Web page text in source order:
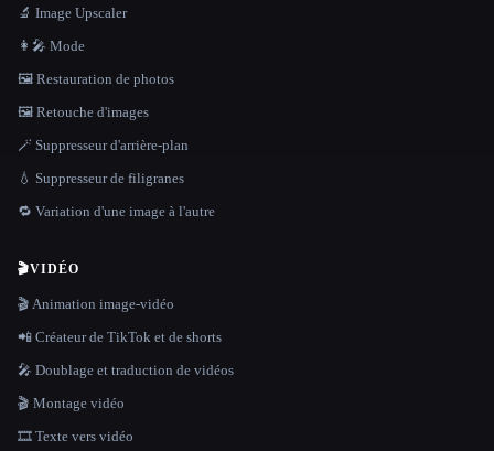
🔬 Image Upscaler
👩‍🎤 Mode
🖼️ Restauration de photos
🖼️ Retouche d'images
🪄 Suppresseur d'arrière-plan
💧 Suppresseur de filigranes
🔁 Variation d'une image à l'autre
🎬VIDÉO
🎬 Animation image-vidéo
📲 Créateur de TikTok et de shorts
🎤 Doublage et traduction de vidéos
🎬 Montage vidéo
🎞️ Texte vers vidéo